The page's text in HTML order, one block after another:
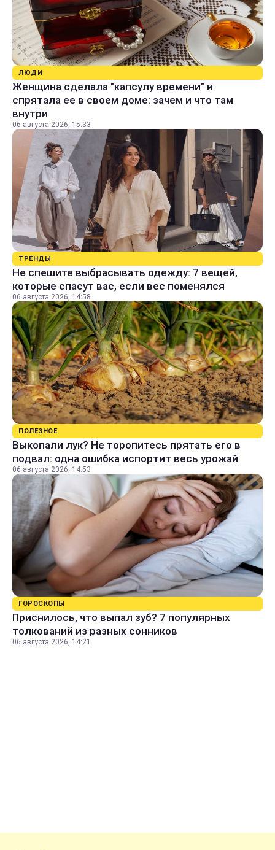
ЛЮДИ
Женщина сделала "капсулу времени" и
спрятала ее в своем доме: зачем и что там
внутри
06 августа 2026, 15:33
ТРЕНДЫ
Не спешите выбрасывать одежду: 7 вещей,
которые спасут вас, если вес поменялся
06 августа 2026, 14:58
ПОЛЕЗНОЕ
Выкопали лук? Не торопитесь прятать его в
подвал: одна ошибка испортит весь урожай
06 августа 2026, 14:53
ГОРОСКОПЫ
Приснилось, что выпал зуб? 7 популярных
толкований из разных сонников
06 августа 2026, 14:21